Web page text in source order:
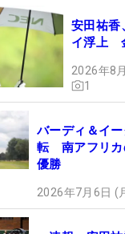
安田祐香
イ浮上
2026年8
1
バーディ＆イ
転 南アフリカ
優勝
2026年7月6日 (